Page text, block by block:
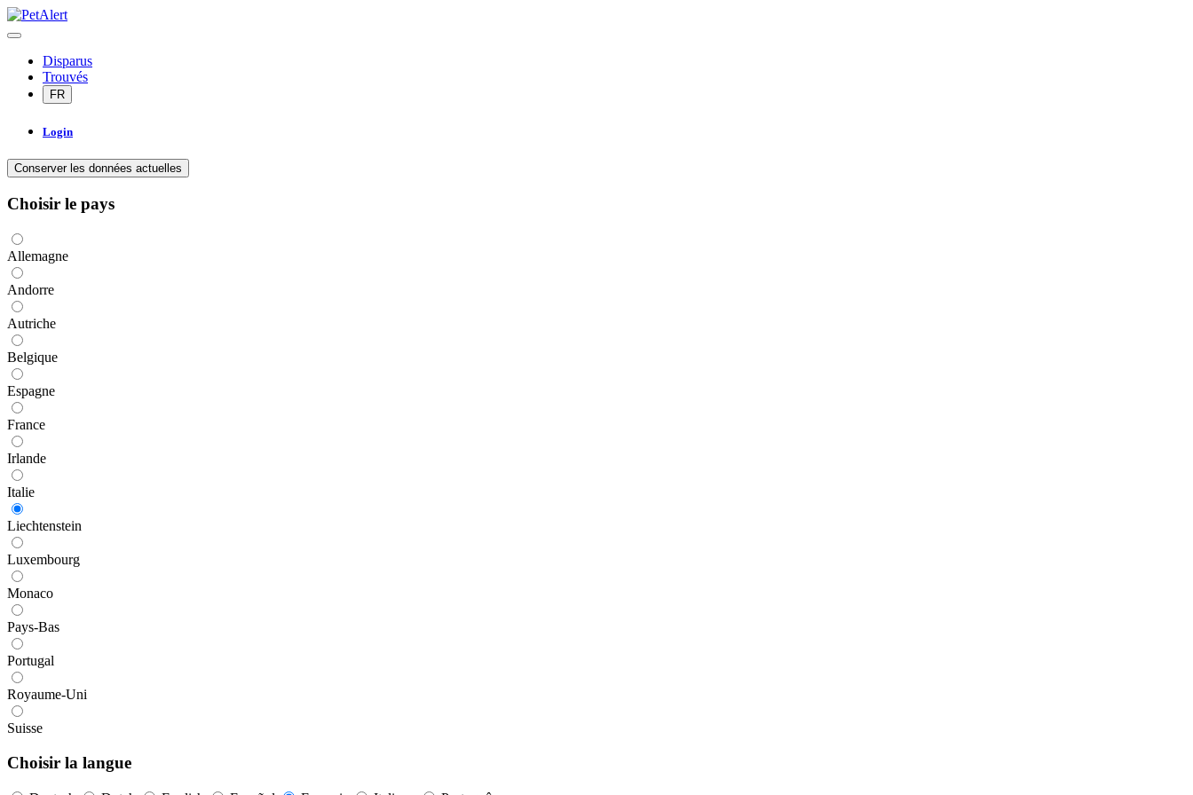
Disparus
Trouvés
FR
Login
Conserver les données actuelles
Choisir le pays
Allemagne
Andorre
Autriche
Belgique
Espagne
France
Irlande
Italie
Liechtenstein
Luxembourg
Monaco
Pays-Bas
Portugal
Royaume-Uni
Suisse
Choisir la langue